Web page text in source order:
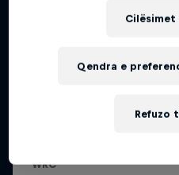
More
Cilësimet
Refuzo
Qendra e